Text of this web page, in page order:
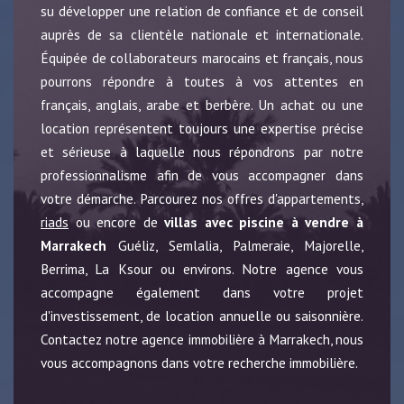
su développer une relation de confiance et de conseil
auprès de sa clientèle nationale et internationale.
Équipée de collaborateurs marocains et français, nous
pourrons répondre à toutes à vos attentes en
français, anglais, arabe et berbère. Un achat ou une
location représentent toujours une expertise précise
et sérieuse à laquelle nous répondrons par notre
professionnalisme afin de vous accompagner dans
votre démarche. Parcourez nos offres d'appartements,
riads ou encore devillas avec piscine à vendre à
Marrakech Guéliz, Semlalia, Palmeraie, Majorelle,
Berrima, La Ksour ou environs. Notre agence vous
accompagne également dans votre projet
d'investissement, de location annuelle ou saisonnière.
Contactez notre agence immobilière à Marrakech, nous
vous accompagnons dans votre recherche immobilière.